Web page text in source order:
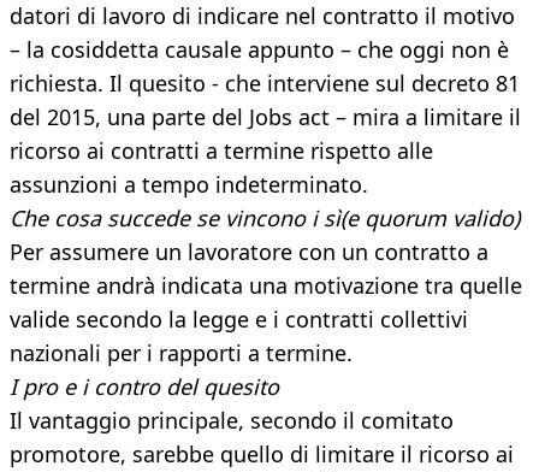
datori di lavoro di indicare nel contratto il motivo
– la cosiddetta causale appunto – che oggi non è
richiesta. Il quesito - che interviene sul decreto 81
del 2015, una parte del Jobs act – mira a limitare il
ricorso ai contratti a termine rispetto alle
assunzioni a tempo indeterminato.
Che cosa succede se vincono i sì(e quorum valido)
Per assumere un lavoratore con un contratto a
termine andrà indicata una motivazione tra quelle
valide secondo la legge e i contratti collettivi
nazionali per i rapporti a termine.
I pro e i contro del quesito
Il vantaggio principale, secondo il comitato
promotore, sarebbe quello di limitare il ricorso ai